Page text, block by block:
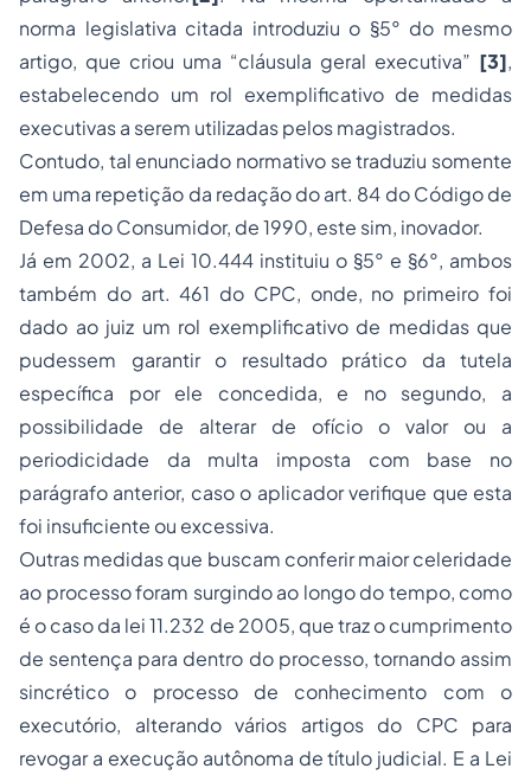
norma legislativa citada introduziu o §5° do mesmo
artigo, que criou uma “cláusula geral executiva” [3],
estabelecendo um rol exemplificativo de medidas
executivas a serem utilizadas pelos magistrados.
Contudo, tal enunciado normativo se traduziu somente
em uma repetição da redação do art. 84 do Código de
Defesa do Consumidor, de 1990, este sim, inovador.
Já em 2002, a Lei 10.444 instituiu o §5° e §6°, ambos
também do art. 461 do CPC, onde, no primeiro foi
dado ao juiz um rol exemplificativo de medidas que
pudessem garantir o resultado prático da tutela
específica por ele concedida, e no segundo, a
possibilidade de alterar de ofício o valor ou a
periodicidade da multa imposta com base no
parágrafo anterior, caso o aplicador verifique que esta
foi insuficiente ou excessiva.
Outras medidas que buscam conferir maior celeridade
ao processo foram surgindo ao longo do tempo, como
é o caso da lei 11.232 de 2005, que traz o cumprimento
de sentença para dentro do processo, tornando assim
sincrético o processo de conhecimento com o
executório, alterando vários artigos do CPC para
revogar a execução autônoma de título judicial. E a Lei